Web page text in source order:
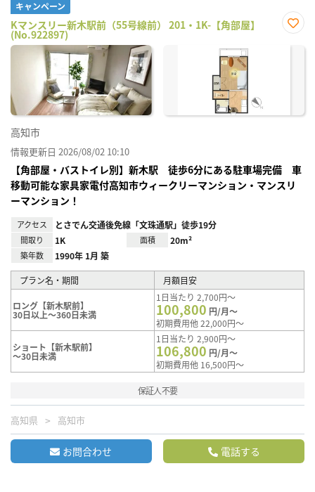
キャンペーン
Kマンスリー新木駅前（55号線前） 201・1K-【角部屋】
(No.922897)
に入
高知市
情報更新日 2026/08/02 10:10
【角部屋・バストイレ別】新木駅 徒歩6分にある駐車場完備 車
移動可能な家具家電付高知市ウィークリーマンション・マンスリ
ーマンション！
アクセス とさでん交通後免線「文珠通駅」徒歩19分
間取り 1K 面積 20m²
築年数 1990年 1月 築
プラン名・期間 月額目安
ロング【新木駅前】
30日以上～360日未満
1日当たり 2,700円～
100,800 円/月～
初期費用他 22,000円～
ショート【新木駅前】
～30日未満
1日当たり 2,900円～
106,800 円/月～
初期費用他 16,500円～
保証人不要
高知県 高知市
お問合わせ 電話する